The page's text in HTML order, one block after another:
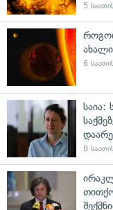
5
6
საია:
8